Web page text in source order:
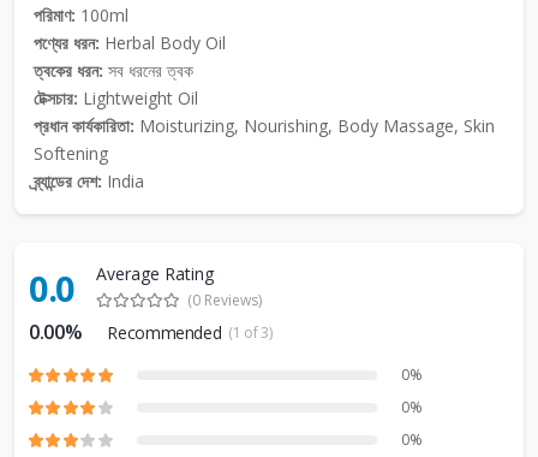
পরিমাণ: 100ml
পণ্যের ধরন: Herbal Body Oil
ত্বকের ধরন: সব ধরনের ত্বক
টেক্সচার: Lightweight Oil
প্রধান কার্যকারিতা: Moisturizing, Nourishing, Body Massage, Skin
Softening
ব্র্যান্ডের দেশ: India
0.0 Average Rating
(0 Reviews)
0.00% Recommended (1 of 3)
0%
0%
0%